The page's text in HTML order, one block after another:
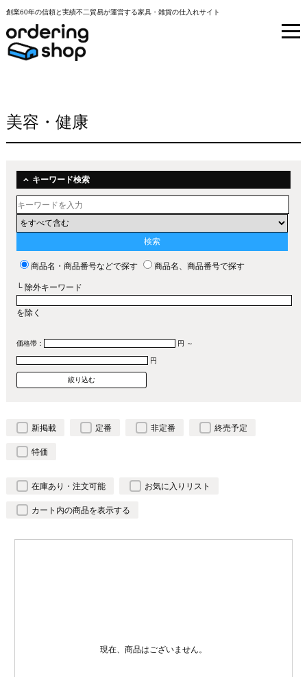
創業60年の信頼と実績不二貿易が運営する家具・雑貨の仕入れサイト
美容・健康
キーワード検索
商品名・商品番号などで探す 商品名、商品番号で探す
└ 除外キーワード
を除く
価格帯： 円 ～
円
新掲載 定番 非定番 終売予定
特価
在庫あり・注文可能 お気に入りリスト
カート内の商品を表示する
現在、商品はございません。